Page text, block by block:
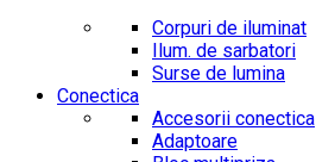
Corpuri de iluminat
Ilum. de sarbatori
Surse de lumina
Conectica
Accesorii conectica
Adaptoare